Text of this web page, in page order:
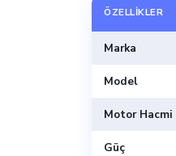
ÖZELLIKLER
Marka
Model
Motor Hacmi
Güç